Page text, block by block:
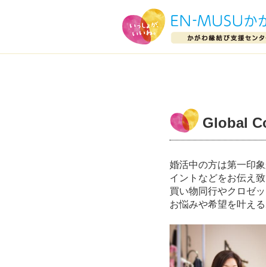
Global
婚活中の方は第一印
イントなどをお伝え
買い物同行やクロゼ
お悩みや希望を叶え